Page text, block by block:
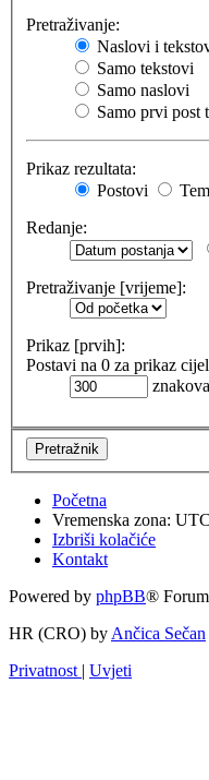
Pretraživanje:
Naslovi i
Samo tekstovi
Samo naslovi
Samo prvi post
Prikaz rezultata:
Postovi
Redanje:
Pretraživanje [vrijeme]:
Prikaz [prvih]:
Postavi na 0 za prikaz
Početna
Vremenska zona:
Izbriši kolačiće
Kontakt
Powered by phpBB®
HR (CRO) by Ančica Sečan
Privatnost | Uvjeti